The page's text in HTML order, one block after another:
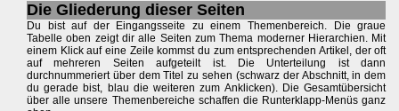
Die Gliederung dieser Seiten
Du bist auf der Eingangsseite zu einem Themenbereich. Die graue
Tabelle oben zeigt dir alle Seiten zum Thema moderner Hierarchien. Mit
einem Klick auf eine Zeile kommst du zum entsprechenden Artikel, der oft
auf mehreren Seiten aufgeteilt ist. Die Unterteilung ist dann
durchnummeriert über dem Titel zu sehen (schwarz der Abschnitt, in dem
du gerade bist, blau die weiteren zum Anklicken). Die Gesamtübersicht
über alle unsere Themenbereiche schaffen die Runterklapp-Menüs ganz